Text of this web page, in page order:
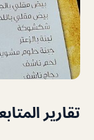
تقارير